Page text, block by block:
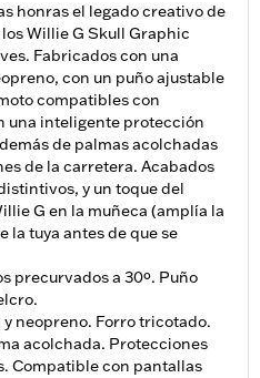
honras el legado creativo de
Willie G Skull Graphic
Fabricados con una
con un puño ajustable
compatibles con
una inteligente protección
de palmas acolchadas
de la carretera. Acabados
y un toque del
G en la muñeca (amplía la
la tuya antes de que se
precurvados a 30º. Puño
y neopreno. Forro tricotado.
acolchada. Protecciones
Compatible con pantallas